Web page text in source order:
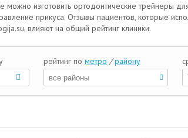
можно изготовить ортодонтические трейнеры
прикуса. Отзывы пациентов, которые
влияют на общий рейтинг клиники.
рейтинг по метро / району